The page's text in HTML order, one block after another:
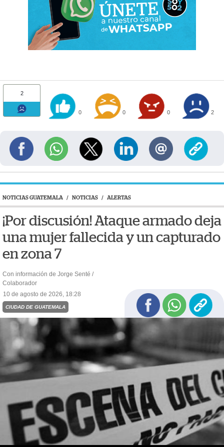
2
0 0 0 2
NOTICIAS GUATEMALA / NOTICIAS / ALERTAS
¡Por discusión! Ataque armado deja
una mujer fallecida y un capturado
en zona 7
Con información de Jorge Senté /
Colaborador
10 de agosto de 2026, 18:28
CIUDAD DE GUATEMALA